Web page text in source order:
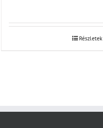
Részletek